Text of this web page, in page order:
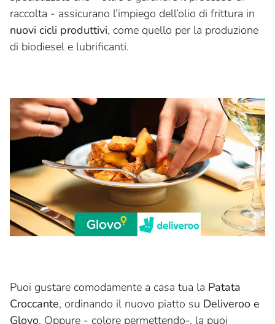
raccolta - assicurano l’impiego dell’olio di frittura in
nuovi cicli produttivi, come quello per la produzione
di biodiesel e lubrificanti.
Puoi gustare comodamente a casa tua la Patata
Croccante, ordinando il nuovo piatto su Deliveroo e
Glovo. Oppure - colore permettendo-, la puoi